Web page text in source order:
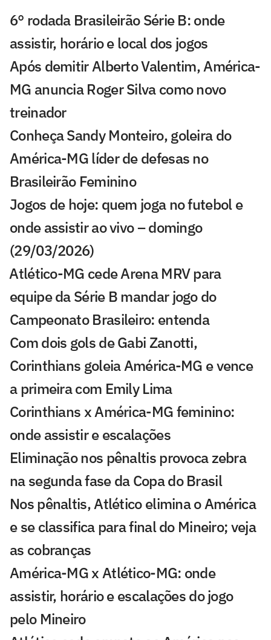
6° rodada Brasileirão Série B: onde
assistir, horário e local dos jogos
Após demitir Alberto Valentim, América-
MG anuncia Roger Silva como novo
treinador
Conheça Sandy Monteiro, goleira do
América-MG líder de defesas no
Brasileirão Feminino
Jogos de hoje: quem joga no futebol e
onde assistir ao vivo – domingo
(29/03/2026)
⁠Atlético-MG cede Arena MRV para
equipe da Série B mandar jogo do
Campeonato Brasileiro: entenda
Com dois gols de Gabi Zanotti,
Corinthians goleia América-MG e vence
a primeira com Emily Lima
Corinthians x América-MG feminino:
onde assistir e escalações
Eliminação nos pênaltis provoca zebra
na segunda fase da Copa do Brasil
Nos pênaltis, Atlético elimina o América
e se classifica para final do Mineiro; veja
as cobranças
América-MG x Atlético-MG: onde
assistir, horário e escalações do jogo
pelo Mineiro